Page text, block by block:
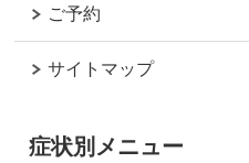
ご予約
サイトマップ
症状別メニュー